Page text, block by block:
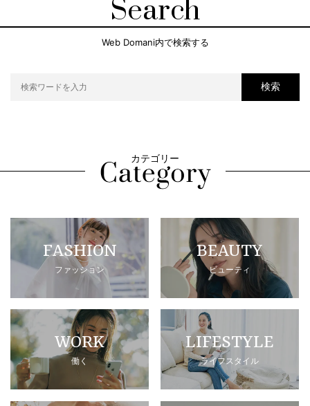
Search
Web Domani内で検索する
検索
カテゴリー
FASHION
ファッション
BEAUTY
ビューティ
WORK
働く
LIFESTYLE
ライフスタイル